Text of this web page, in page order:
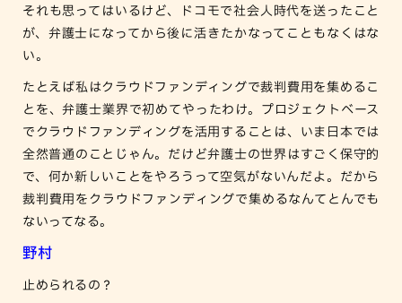
それも思ってはいるけど、ドコモで社会人時代を送ったこと
が、弁護士になってから後に活きたかなってこともなくはな
い。
たとえば私はクラウドファンディングで裁判費用を集めるこ
とを、弁護士業界で初めてやったわけ。プロジェクトベース
でクラウドファンディングを活用することは、いま日本では
全然普通のことじゃん。だけど弁護士の世界はすごく保守的
で、何か新しいことをやろうって空気がないんだよ。だから
裁判費用をクラウドファンディングで集めるなんてとんでも
ないってなる。
野村
止められるの？